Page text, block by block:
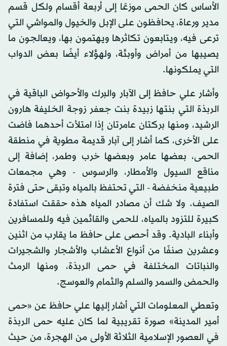
الأساس كان الحمى موزعًا إلى أربعة أقسام ولكل قسم
مدير ورعاة، يحافظون على الإبل والخيول والمواشي التي
ترعى فيه، ويتابعون تكاثرها ويهتمون بها، ويعالجون ما
يصيبها من أمراض وأوبئة، ولهؤلاء أيضًا بعض الدواب
التي يملكونها.
وأشار علي حافظ إلى الآبار والبرك والأحواض الباقية في
الربذة التي بنتها زبيدة بنت جعفر زوجة الخليفة هارون
الرشيد، ومنها بركتان عامرتان إذا امتلأت أحدهما فاضت
على الأخرى، كما أشار إلى آبار قديمة مطوية في منطقة
الحمى، بعضها عامر وبعضها خرب وطمر، إضافة إلى
مناقع السيول والأمطار، والرسوس - وهي مجمعات
طبيعية منخفضة - التي تحتفظ بالمياه وتبقى حتى فترة
الصيف. ولا شك أن مصادر المياه هذه حققت استفادة
كبيرة للتزود بالمياه، للحمى والقائمين فيه وللمسافرين
وأبناء البادية. وقد أحصى على حافظ ما يقارب من اثنين
وعشرين صنفًا من أنواع الأعشاب والأشجار والشجيرات
والنباتات المختلفة في حمى الربذة، ومنها الرمث
والحمض والسمر والسلم والثمام والعوسج.
وتعطي المعلومات التي أشار إليها علي حافظ عن «حمى
أمير المدينة» صورة تقريبية لما كان عليه حمى الربذة
في العصور الإسلامية الثلاثة الأولى من الهجرة، من حيث